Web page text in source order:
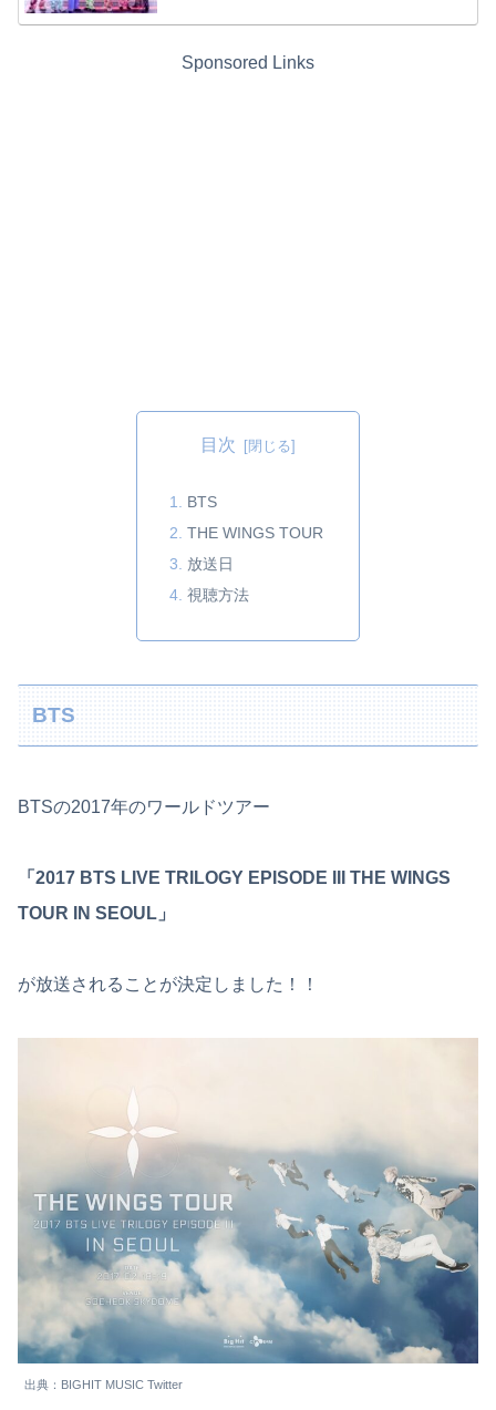
Sponsored Links
目次
BTS
THE WINGS TOUR
放送日
視聴方法
BTS
BTSの2017年のワールドツアー
「2017 BTS LIVE TRILOGY EPISODE III THE WINGS
TOUR IN SEOUL」
が放送されることが決定しました！！
出典：BIGHIT MUSIC Twitter